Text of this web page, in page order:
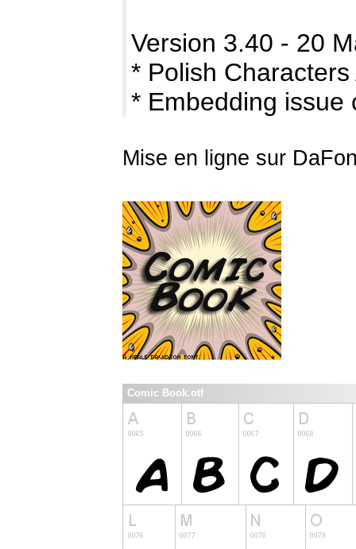
Version 3.40 - 20
* Polish Characters
* Embedding issue
Mise en ligne sur
Comic Book.otf